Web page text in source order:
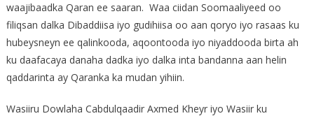
waajibaadka Qaran ee saaran. Waa ciidan Soomaaliyeed oo
filiqsan dalka Dibaddiisa iyo gudihiisa oo aan qoryo iyo rasaas ku
hubeysneyn ee qalinkooda, aqoontooda iyo niyaddooda birta ah
ku daafacaya danaha dadka iyo dalka inta bandanna aan helin
qaddarinta ay Qaranka ka mudan yihiin.
Wasiiru Dowlaha Cabdulqaadir Axmed Kheyr iyo Wasiir ku